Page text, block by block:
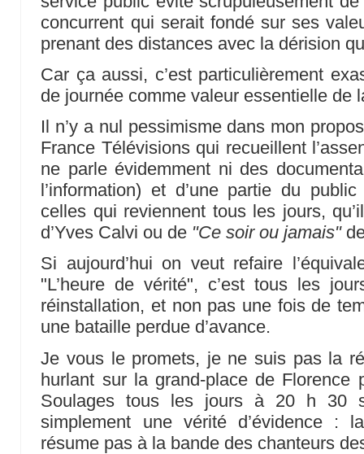
concurrent qui serait fondé sur ses
prenant des distances avec la dérision
Car ça aussi, c’est particulièrement
de journée comme valeur essentielle de
Il n’y a nul pessimisme dans mon
France Télévisions qui recueillent
ne parle évidemment ni des
l’information) et d’une partie du
celles qui reviennent tous les jours,
d’Yves Calvi ou de "Ce soir ou jamais"
Si aujourd’hui on veut refaire
"L’heure de vérité", c’est tous les
réinstallation, et non pas une fois de
une bataille perdue d’avance.
Je vous le promets, je ne suis pas la
hurlant sur la grand-place de Florence
Soulages tous les jours à 20 h 30
simplement une vérité d’évidence :
résume pas à la bande des chanteurs